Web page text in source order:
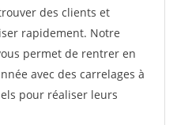
des clients et
rapidement. Notre
permet de rentrer en
avec des carrelages à
pour réaliser leurs